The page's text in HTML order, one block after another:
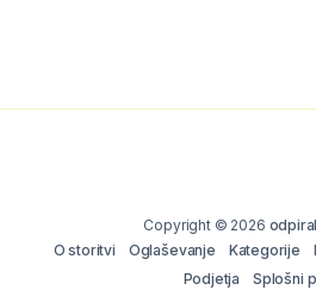
Copyright © 2026
O storitvi
Oglaševanje Kategorije
Podjetja
Splošni